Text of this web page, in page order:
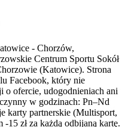
- Chorzów,
Centrum Sportu Sokół
(Katowice). Strona
Facebook, który nie
o ofercie, udogodnieniach ani
w godzinach: Pn–Nd
karty partnerskie (Multisport,
15 zł za każdą odbijaną kartę.